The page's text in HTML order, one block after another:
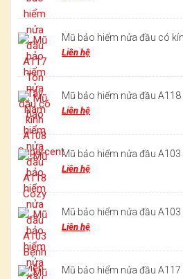
Mũ bảo hiểm nửa đầu có
Liên hệ
Mũ bảo hiểm nửa đầu A118
Liên hệ
Mũ bảo hiểm nửa đầu A103
Liên hệ
Mũ bảo hiểm nửa đầu
Liên hệ
Mũ bảo hiểm nửa đầu